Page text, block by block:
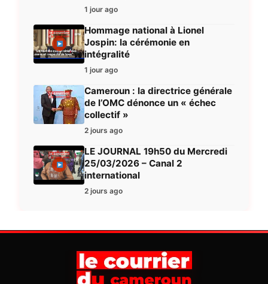
1 jour ago
Hommage national à Lionel
Jospin: la cérémonie en
intégralité
1 jour ago
Cameroun : la directrice générale
de l’OMC dénonce un « échec
collectif »
2 jours ago
LE JOURNAL 19h50 du Mercredi
25/03/2026 – Canal 2
international
2 jours ago